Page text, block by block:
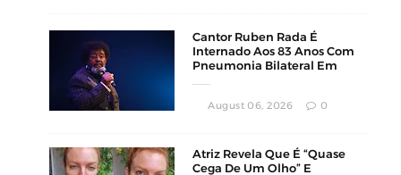
Cantor Ruben Rada É
Internado Aos 83 Anos Com
Pneumonia Bilateral Em
August 06, 2026 0
Atriz Revela Que É “Quase
Cega De Um Olho” E